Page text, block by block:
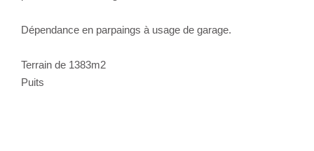
Dépendance en parpaings à usage de garage.
Terrain de 1383m2
Puits